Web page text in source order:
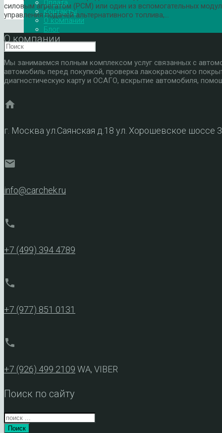
Оплата
Контакты
О компании
Блог
силовым агрегатом (PCM) или один из вспомогательных
управления подачей альтернативного топлива,…
О компании
Мы занимаемся полным комплексом услуг связанных с
автомобиль перед покупкой, проверка лакокрасочного
диагностическую карту и ОСАГО, вскрытие автомобиля,
home
г. Москва ул.Саянская д.18 ул. Хорошевское шоссе
mail
info@carchek.ru
phone
+7 (499) 394 4789
phone
+7 (977) 851 0131
phone
+7 (926) 499 2109 WA, VIBER
Поиск по сайту
Поиск